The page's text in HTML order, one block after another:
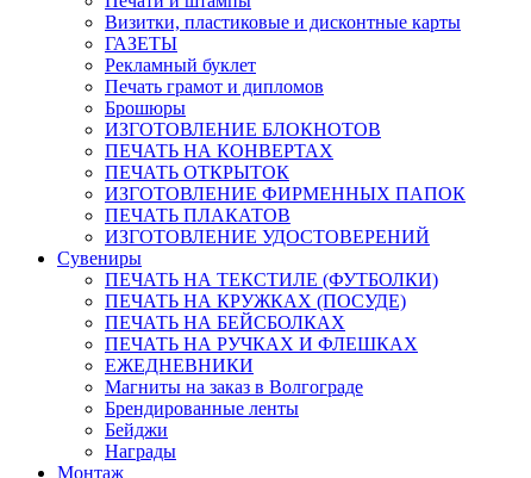
Визитки, пластиковые и дисконтные карты
ГАЗЕТЫ
Рекламный буклет
Печать грамот и дипломов
Брошюры
ИЗГОТОВЛЕНИЕ БЛОКНОТОВ
ПЕЧАТЬ НА КОНВЕРТАХ
ПЕЧАТЬ ОТКРЫТОК
ИЗГОТОВЛЕНИЕ ФИРМЕННЫХ ПАПОК
ПЕЧАТЬ ПЛАКАТОВ
ИЗГОТОВЛЕНИЕ УДОСТОВЕРЕНИЙ
Сувениры
ПЕЧАТЬ НА ТЕКСТИЛЕ (ФУТБОЛКИ)
ПЕЧАТЬ НА КРУЖКАХ (ПОСУДЕ)
ПЕЧАТЬ НА БЕЙСБОЛКАХ
ПЕЧАТЬ НА РУЧКАХ И ФЛЕШКАХ
ЕЖЕДНЕВНИКИ
Магниты на заказ в Волгограде
Брендированные ленты
Бейджи
Награды
Монтаж